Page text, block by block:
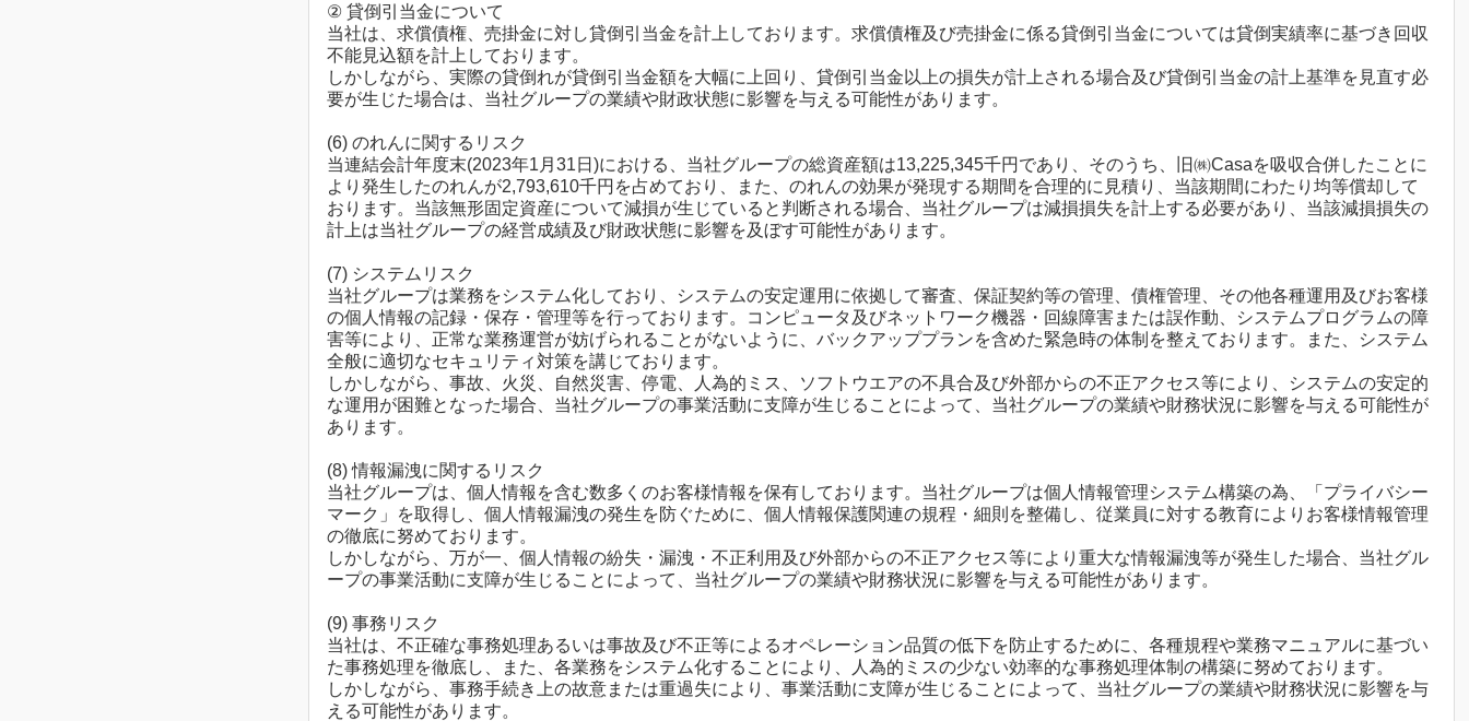
② 貸倒引当金について
当社は、求償債権、売掛金に対し貸倒引当金を計上しております。求償債権及び売掛金に係る貸倒引当金については貸倒実績率に基づき回収
不能見込額を計上しております。
しかしながら、実際の貸倒れが貸倒引当金額を大幅に上回り、貸倒引当金以上の損失が計上される場合及び貸倒引当金の計上基準を見直す必
要が生じた場合は、当社グループの業績や財政状態に影響を与える可能性があります。
(6) のれんに関するリスク
当連結会計年度末(2023年1月31日)における、当社グループの総資産額は13,225,345千円であり、そのうち、旧㈱Casaを吸収合併したことに
より発生したのれんが2,793,610千円を占めており、また、のれんの効果が発現する期間を合理的に見積り、当該期間にわたり均等償却して
おります。当該無形固定資産について減損が生じていると判断される場合、当社グループは減損損失を計上する必要があり、当該減損損失の
計上は当社グループの経営成績及び財政状態に影響を及ぼす可能性があります。
(7) システムリスク
当社グループは業務をシステム化しており、システムの安定運用に依拠して審査、保証契約等の管理、債権管理、その他各種運用及びお客様
の個人情報の記録・保存・管理等を行っております。コンピュータ及びネットワーク機器・回線障害または誤作動、システムプログラムの障
害等により、正常な業務運営が妨げられることがないように、バックアッププランを含めた緊急時の体制を整えております。また、システム
全般に適切なセキュリティ対策を講じております。
しかしながら、事故、火災、自然災害、停電、人為的ミス、ソフトウエアの不具合及び外部からの不正アクセス等により、システムの安定的
な運用が困難となった場合、当社グループの事業活動に支障が生じることによって、当社グループの業績や財務状況に影響を与える可能性が
あります。
(8) 情報漏洩に関するリスク
当社グループは、個人情報を含む数多くのお客様情報を保有しております。当社グループは個人情報管理システム構築の為、「プライバシー
マーク」を取得し、個人情報漏洩の発生を防ぐために、個人情報保護関連の規程・細則を整備し、従業員に対する教育によりお客様情報管理
の徹底に努めております。
しかしながら、万が一、個人情報の紛失・漏洩・不正利用及び外部からの不正アクセス等により重大な情報漏洩等が発生した場合、当社グル
ープの事業活動に支障が生じることによって、当社グループの業績や財務状況に影響を与える可能性があります。
(9) 事務リスク
当社は、不正確な事務処理あるいは事故及び不正等によるオペレーション品質の低下を防止するために、各種規程や業務マニュアルに基づい
た事務処理を徹底し、また、各業務をシステム化することにより、人為的ミスの少ない効率的な事務処理体制の構築に努めております。
しかしながら、事務手続き上の故意または重過失により、事業活動に支障が生じることによって、当社グループの業績や財務状況に影響を与
える可能性があります。